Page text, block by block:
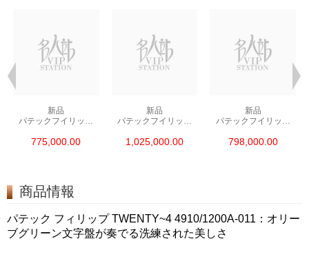
新品
パテックフイリップ
ステンレス ブラック
775,000.00
新品
パテックフイリップ
18kローズゴールド
1,025,000.00
新品
パテックフイリップ
ステンレス
798,000.00
商品情報
パテック フィリップ TWENTY~4 4910/1200A-011：オリー
ブグリーン文字盤が奏でる洗練された美しさ